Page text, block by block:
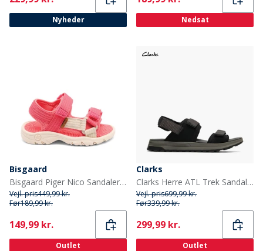
Nyheder Nedsat
Bisgaard
Bisgaard Piger Nico Sandaler Pink
Vejl. pris449,99 kr.
Før189,99 kr.
Current
149,99 kr.
Outlet
Clarks
Clarks Herre ATL Trek Sandaler River Black
Vejl. pris699,99 kr.
Før339,99 kr.
Current
299,99 kr.
Outlet